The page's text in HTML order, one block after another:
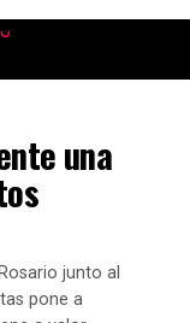
una
junto al
pone a